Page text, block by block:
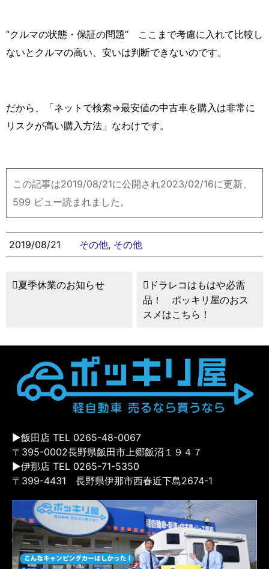
“クルマの状態・保証の問題” ここまで考慮に入れて比較し
ないとクルマの高い、安いは判断できないのです。
だから、「ネットで検索⇒最安値の中古車を購入は非常に
リスクが高い購入方法」なわけです。
この記事は2019/08/21に公開され2023/02/16に更新、
599 ビュー読まれました。
2019/08/21 その他, その他
夏季休業のお知らせ
ドラレコはもはや必需
品！ ポッキリ屋のおス
スメはこちら！
▶飯田店 TEL 0265-48-0067
〒395-0002長野県飯田市上郷飯沼１９４７
▶伊那店 TEL 0265-71-5350
〒399-4431 長野県伊那市西春近下島2674-1